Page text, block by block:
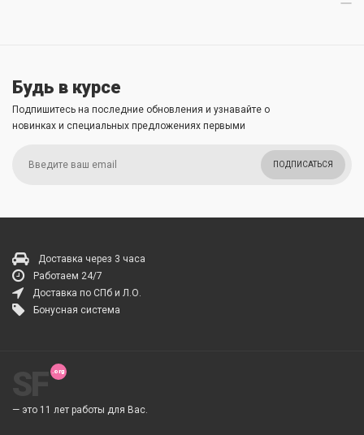
Будь в курсе
Подпишитесь на последние обновления и узнавайте о
новинках и специальных предложениях первыми
ПОДПИСАТЬСЯ
Доставка через 3 часа
Работаем 24/7
Доставка по СПб и Л.О.
Бонусная система
— это 11 лет работы для Вас.